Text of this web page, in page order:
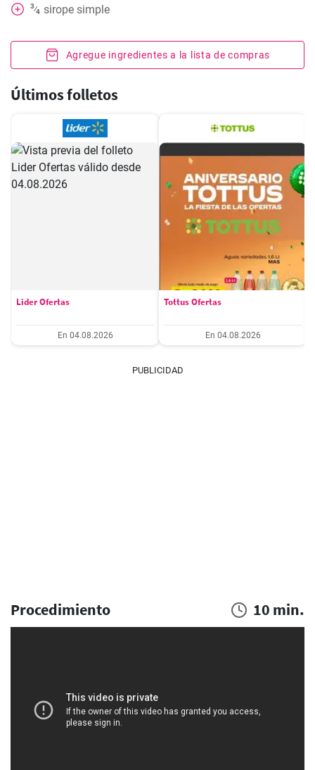
3⁄4 sirope simple
Agregue ingredientes a la lista de compras
Últimos folletos
Lider Ofertas
En 04.08.2026
Tottus Ofertas
En 04.08.2026
PUBLICIDAD
Procedimiento 10 min.